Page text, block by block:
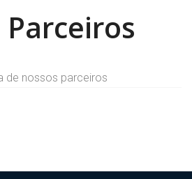
de nossos parceiros